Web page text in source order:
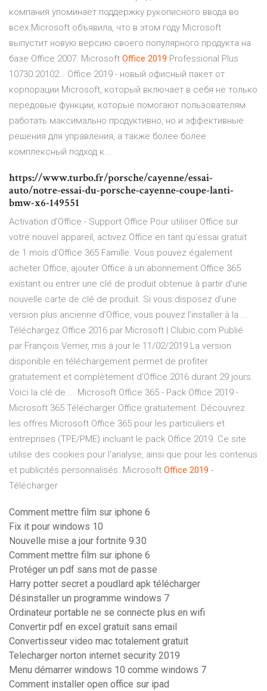
компания упоминает поддержку рукописного ввода во
всех.Microsoft объявила, что в этом году Microsoft
выпустит новую версию своего популярного продукта на
базе Office 2007. Microsoft Office 2019 Professional Plus
10730.20102… Office 2019 - новый офисный пакет от
корпорации Microsoft, который включает в себя не только
передовые функции, которые помогают пользователям
работать максимально продуктивно, но и эффективные
решения для управления, а также более более
комплексный подход к...
https://www.turbo.fr/porsche/cayenne/essai-
auto/notre-essai-du-porsche-cayenne-coupe-lanti-
bmw-x6-149551
Activation d’Office - Support Office Pour utiliser Office sur
votre nouvel appareil, activez Office en tant qu’essai gratuit
de 1 mois d’Office 365 Famille. Vous pouvez également
acheter Office, ajouter Office à un abonnement Office 365
existant ou entrer une clé de produit obtenue à partir d’une
nouvelle carte de clé de produit. Si vous disposez d’une
version plus ancienne d’Office, vous pouvez l’installer à la ...
Téléchargez Office 2016 par Microsoft | Clubic.com Publié
par François Verrier, mis à jour le 11/02/2019 La version
disponible en téléchargement permet de profiter
gratuitement et complètement d'Office 2016 durant 29 jours.
Voici la clé de ... Microsoft Office 365 - Pack Office 2019 -
Microsoft 365 Télécharger Office gratuitement. Découvrez
les offres Microsoft Office 365 pour les particuliers et
entreprises (TPE/PME) incluant le pack Office 2019. Ce site
utilise des cookies pour l'analyse, ainsi que pour les contenus
et publicités personnalisés. Microsoft Office 2019 -
Télécharger
Comment mettre film sur iphone 6
Fix it pour windows 10
Nouvelle mise a jour fortnite 9.30
Comment mettre film sur iphone 6
Protéger un pdf sans mot de passe
Harry potter secret a poudlard apk télécharger
Désinstaller un programme windows 7
Ordinateur portable ne se connecte plus en wifi
Convertir pdf en excel gratuit sans email
Convertisseur video mac totalement gratuit
Telecharger norton internet security 2019
Menu démarrer windows 10 comme windows 7
Comment installer open office sur ipad